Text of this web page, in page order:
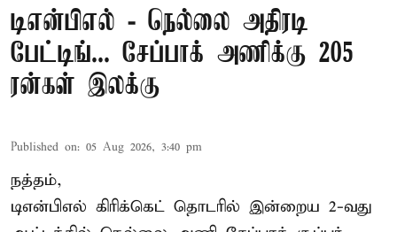
டிஎன்பிஎல் - நெல்லை அதிரடி
பேட்டிங்... சேப்பாக் அணிக்கு 205
ரன்கள் இலக்கு
Published on: 05 Aug 2026, 3:40 pm
நத்தம்,
டிஎன்பிஎல் கிரிக்கெட் தொடரில் இன்றைய 2-வது